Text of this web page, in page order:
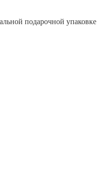
подарочной упаковке